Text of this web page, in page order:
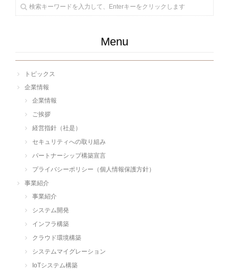
Menu
トピックス
企業情報
企業情報
ご挨拶
経営指針（社是）
セキュリティへの取り組み
パートナーシップ構築宣言
プライバシーポリシー（個人情報保護方針）
事業紹介
事業紹介
システム開発
インフラ構築
クラウド環境構築
システムマイグレーション
IoTシステム構築